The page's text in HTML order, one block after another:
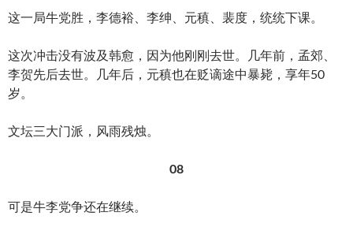
这一局牛党胜，李德裕、李绅、元稹、裴度，统统下课。
这次冲击没有波及韩愈，因为他刚刚去世。几年前，孟郊、
李贺先后去世。几年后，元稹也在贬谪途中暴毙，享年50
岁。
文坛三大门派，风雨残烛。
08
可是牛李党争还在继续。